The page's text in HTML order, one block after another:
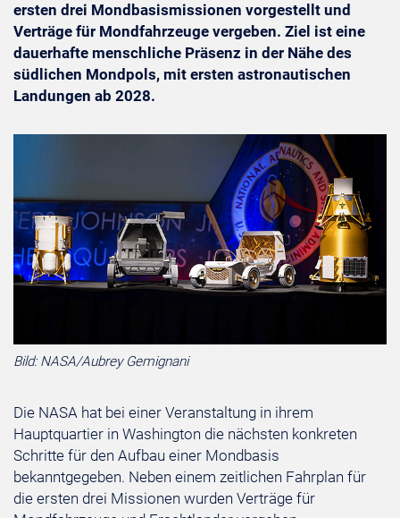
ersten drei Mondbasismissionen vorgestellt und
Verträge für Mondfahrzeuge vergeben. Ziel ist eine
dauerhafte menschliche Präsenz in der Nähe des
südlichen Mondpols, mit ersten astronautischen
Landungen ab 2028.
Bild: NASA/Aubrey Gemignani
Die NASA hat bei einer Veranstaltung in ihrem
Hauptquartier in Washington die nächsten konkreten
Schritte für den Aufbau einer Mondbasis
bekanntgegeben. Neben einem zeitlichen Fahrplan für
die ersten drei Missionen wurden Verträge für